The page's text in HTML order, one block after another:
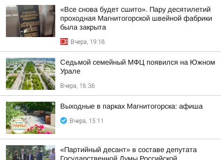
«Все снова будет сшито». Пару десятилетий
проходная Магнитогорской швейной фабрики
была закрыта
Вчера, 19:18
Седьмой семейный МФЦ появился на Южном
Урале
Вчера, 18:36
Выходные в парках Магнитогорска: афиша
Вчера, 15:11
«Партийный десант» в составе депутата